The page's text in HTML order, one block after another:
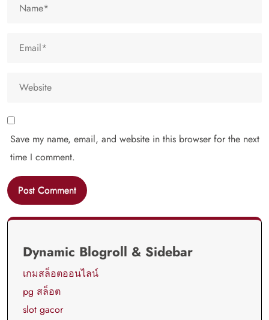
Save my name, email, and website in this browser for the next
time I comment.
Dynamic Blogroll & Sidebar
เกมสล็อตออนไลน์
pg สล็อต
slot gacor